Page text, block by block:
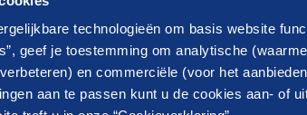
technologieën om basis website
geef je toestemming om analytische
en commerciële (voor het
aan te passen kunt u de cookies aan- of